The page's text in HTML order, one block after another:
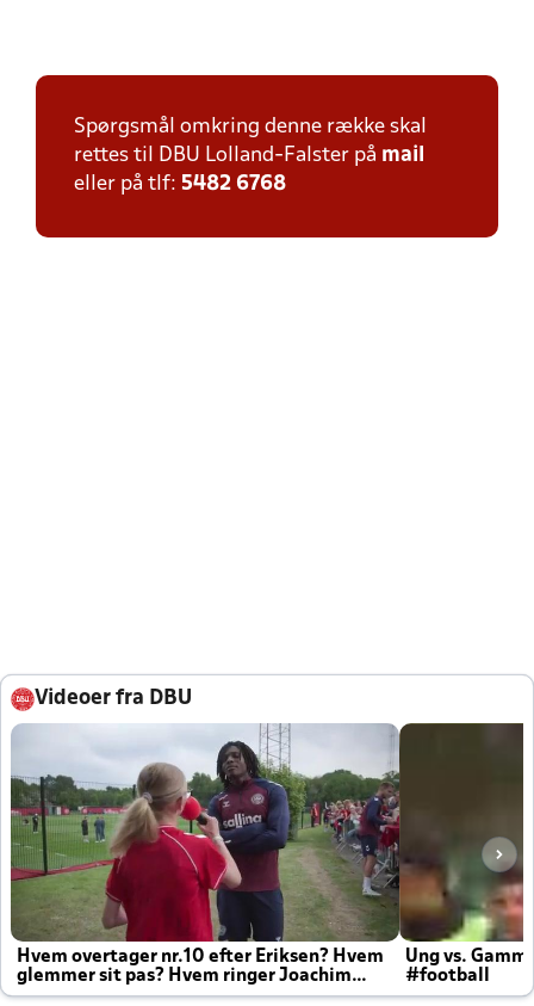
Spørgsmål omkring denne række skal
rettes til DBU Lolland-Falster på mail
eller på tlf: 5482 6768
Videoer fra DBU
Hvem overtager nr.10 efter Eriksen? Hvem
glemmer sit pas? Hvem ringer Joachim
altid til efter kampe?
Ung vs.
#football